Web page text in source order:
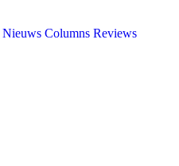
Nieuws Columns Reviews